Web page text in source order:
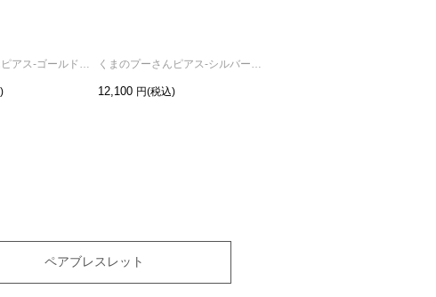
12,100
ペアブレスレット